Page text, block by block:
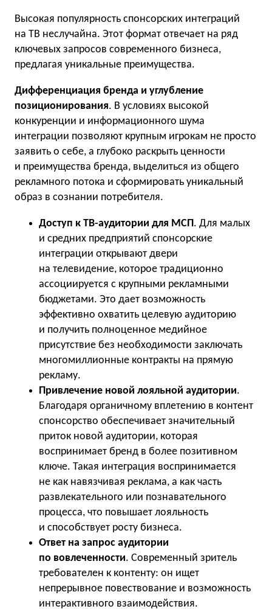
Высокая популярность спонсорских интеграций
на ТВ неслучайна. Этот формат отвечает на ряд
ключевых запросов современного бизнеса,
предлагая уникальные преимущества.
Дифференциация бренда и углубление
позиционирования. В условиях высокой
конкуренции и информационного шума
интеграции позволяют крупным игрокам не просто
заявить о себе, а глубоко раскрыть ценности
и преимущества бренда, выделиться из общего
рекламного потока и сформировать уникальный
образ в сознании потребителя.
Доступ к ТВ-аудитории для МСП. Для малых
и средних предприятий спонсорские
интеграции открывают двери
на телевидение, которое традиционно
ассоциируется с крупными рекламными
бюджетами. Это дает возможность
эффективно охватить целевую аудиторию
и получить полноценное медийное
присутствие без необходимости заключать
многомиллионные контракты на прямую
рекламу.
Привлечение новой лояльной аудитории.
Благодаря органичному вплетению в контент
спонсорство обеспечивает значительный
приток новой аудитории, которая
воспринимает бренд в более позитивном
ключе. Такая интеграция воспринимается
не как навязчивая реклама, а как часть
развлекательного или познавательного
процесса, что повышает лояльность
и способствует росту бизнеса.
Ответ на запрос аудитории
по вовлеченности. Современный зритель
требователен к контенту: он ищет
непрерывное повествование и возможность
интерактивного взаимодействия.